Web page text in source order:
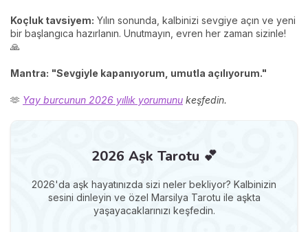
Koçluk tavsiyem: Yılın sonunda, kalbinizi sevgiye açın ve yeni
bir başlangıca hazırlanın. Unutmayın, evren her zaman sizinle!
🙏
Mantra: "Sevgiyle kapanıyorum, umutla açılıyorum."
🫶 Yay burcunun 2026 yıllık yorumunu keşfedin.
2026 Aşk Tarotu 💕
2026'da aşk hayatınızda sizi neler bekliyor? Kalbinizin
sesini dinleyin ve özel Marsilya Tarotu ile aşkta
yaşayacaklarınızı keşfedin.